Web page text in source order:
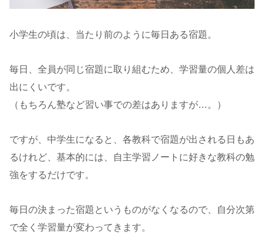
小学生の頃は、当たり前のように毎日ある宿題。
毎日、全員が同じ宿題に取り組むため、学習量の個人差は
出にくいです。
（もちろん塾など習い事での差はありますが…。）
ですが、中学生になると、各教科で宿題が出される日もあ
るけれど、基本的には、自主学習ノートに好きな教科の勉
強をするだけです。
毎日の決まった宿題というものがなくなるので、自分次第
で全く学習量が変わってきます。